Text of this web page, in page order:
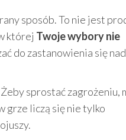
sposób. To nie jest
której Twoje wybory nie
do zastanowienia się
sprostać zagrożeniu,
grze liczą się nie tylko